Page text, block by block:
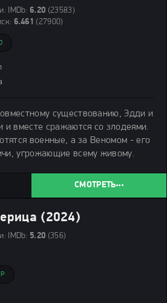
IMDb:6.20 (23583)
6.461 (27900)
существованию, Эдди и
и вместе сражаются со злодеями.
военные, а за Веномом - его
угрожающие всему живому.
СМОТРЕТЬ
(2024)
IMDb: 5.20 (356)